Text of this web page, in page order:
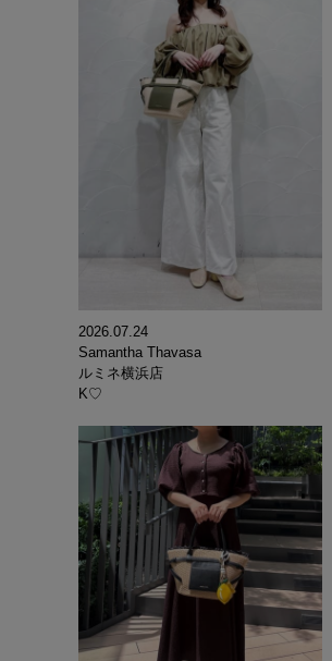
2026.07.24
Samantha Thavasa
ルミネ横浜店
K♡